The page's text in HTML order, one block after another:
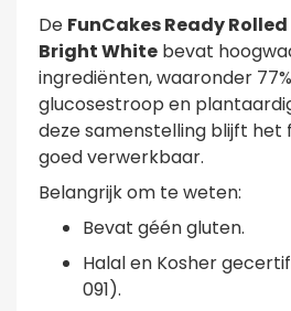
De FunCakes Ready
Bright White bevat
ingrediënten, waaronder
glucosestroop en
deze samenstelling blijft het
goed verwerkbaar.
Belangrijk om te weten:
Bevat géén gluten.
Halal en Kosher
091).